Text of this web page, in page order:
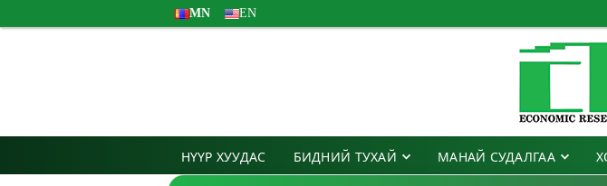
MN EN
НҮҮР ХУУДАС БИДНИЙ ТУХАЙ МАНАЙ СУДАЛГАА